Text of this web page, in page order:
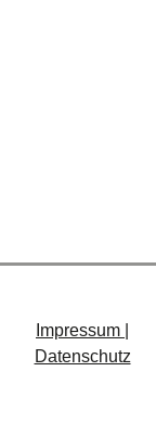
Impressum |
Datenschutz